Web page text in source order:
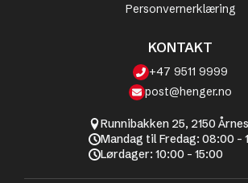
Personvernerklæring
KONTAKT
+47 9511 9999
post@henger.no
Runnibakken 25, 2150 Årnes
Mandag til Fredag: 08:00 -
Lørdager: 10:00 - 15:00